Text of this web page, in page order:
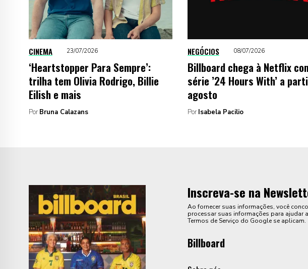
CINEMA 23/07/2026
‘Heartstopper Para Sempre’:
trilha tem Olivia Rodrigo, Billie
Eilish e mais
Por Bruna Calazans
NEGÓCIOS 08/07/2026
Billboard chega à Netflix
série ’24 Hours With’ a
agosto
Por Isabela Pacilio
Inscreva-se na
Ao fornecer suas informações, você
processar suas informações para ajudar
Termos de Serviço do Google se aplicam.
Billboard